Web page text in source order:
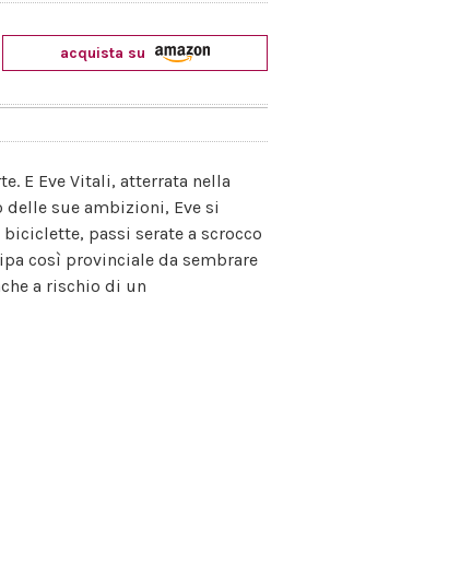
acquista su
E Eve Vitali, atterrata nella
delle sue ambizioni, Eve si
passi serate a scrocco
così provinciale da sembrare
a rischio di un